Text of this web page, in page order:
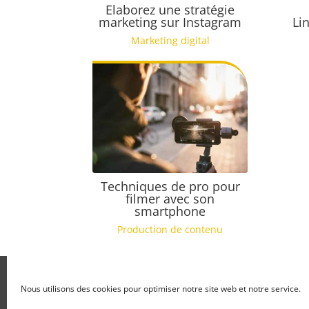
Nous utilisons des cookies pour optimiser notre site web et notre service.
Elaborez une stratégie
marketing sur Instagram
Marketing digital
Techniques de pro pour
filmer avec son
smartphone
Production de contenu